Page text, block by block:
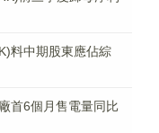
料中期股東應佔綜
首6個月售電量同比